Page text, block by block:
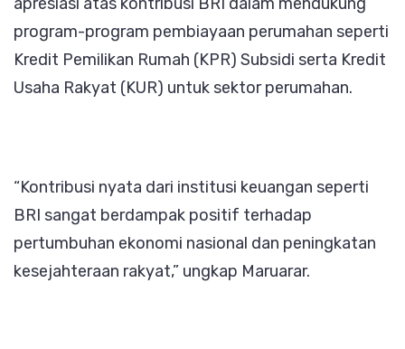
program-program pembiayaan perumahan seperti
Kredit Pemilikan Rumah (KPR) Subsidi serta Kredit
Usaha Rakyat (KUR) untuk sektor perumahan.
“Kontribusi nyata dari institusi keuangan seperti
BRI sangat berdampak positif terhadap
pertumbuhan ekonomi nasional dan peningkatan
kesejahteraan rakyat,” ungkap Maruarar.